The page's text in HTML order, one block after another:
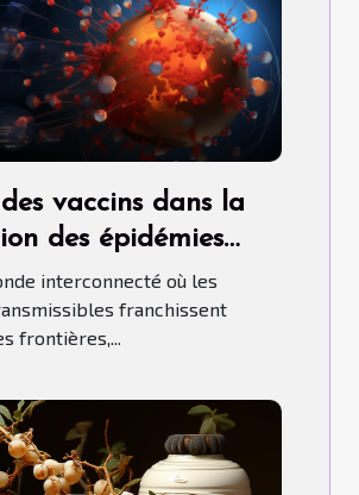
vaccins dans la
des épidémies
interconnecté où les
franchissent
frontières,...